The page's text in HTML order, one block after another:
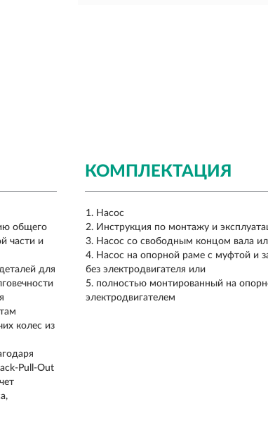
КОМПЛЕКТАЦИЯ
Насос
Инструкция по монтажу и
Насос со свободным концом вала
Насос на опорной раме с муфтой и
без электродвигателя или
полностью монтированный на
электродвигателем
общего
части и
для
колес из
Pull-Out